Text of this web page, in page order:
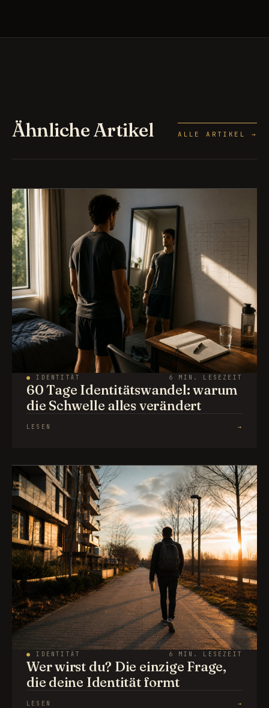
Ähnliche Artikel ALLE ARTIKEL →
● IDENTITÄT 6 MIN. LESEZEIT
60 Tage Identitätswandel: warum
die Schwelle alles verändert
LESEN →
● IDENTITÄT 6 MIN. LESEZEIT
Wer wirst du? Die einzige Frage,
die deine Identität formt
LESEN →